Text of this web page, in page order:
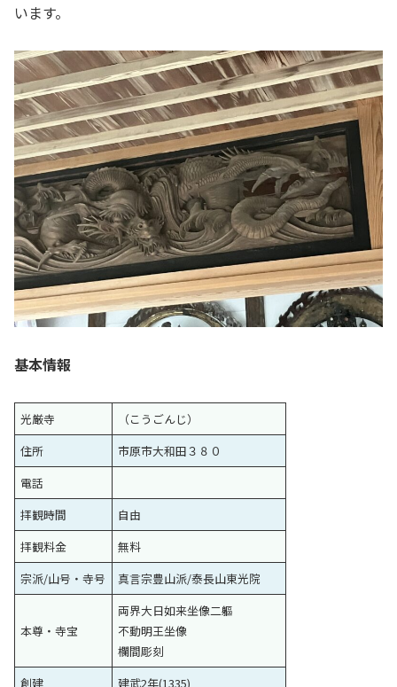
います。
基本情報
光厳寺
（こうごんじ）
住所
市原市大和田３８０
電話
拝観時間
自由
拝観料金
無料
宗派/山号・寺号
真言宗豊山派/泰長山東光院
本尊・寺宝
両界大日如来坐像二軀
不動明王坐像
欄間彫刻
創建
建武2年(1335)